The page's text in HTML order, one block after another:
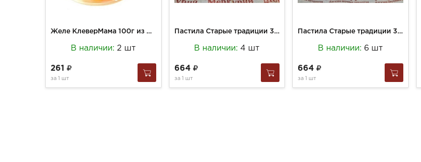
Желе КлеверМама 100г из мякоти апельсина
В наличии:2 шт
261
за 1 шт
Пастила Старые традиции 300г Лесные ягоды б/сахара (в пергаменте)
В наличии:4 шт
664
за 1 шт
Пастила Старые традиции 300г Яблочная б/сахара (в пергаменте)
В наличии: 6 шт
664
за 1 шт